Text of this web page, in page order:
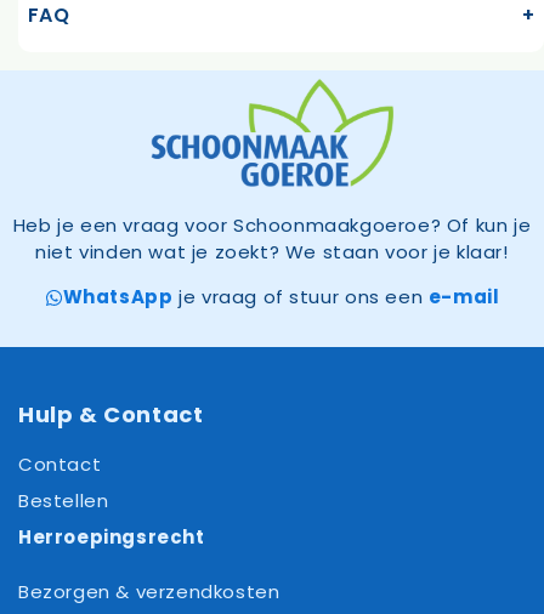
FAQ
Heb je een vraag voor Schoonmaakgoeroe? Of kun je
niet vinden wat je zoekt? We staan voor je klaar!
WhatsApp je vraag of stuur ons een e-mail
Hulp & Contact
Contact
Bestellen
Herroepingsrecht
Bezorgen & verzendkosten